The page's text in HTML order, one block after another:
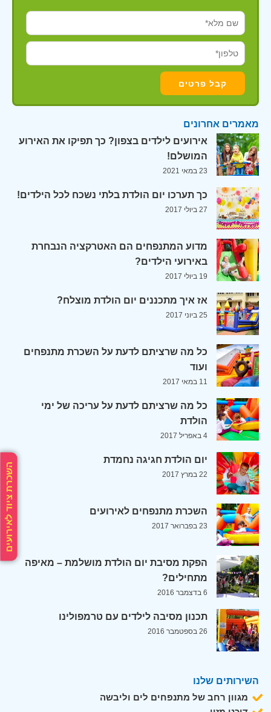
השכרת ציוד לאירועים
מאמרים אחרונים
אירועים לילדים בצפון? כך תפיקו את האירוע
המושלם!
23 במאי 2021
כך תערכו יום הולדת בלתי נשכח לכל הילדים!
27 ביולי 2017
מדוע המתנפחים הם האטרקציה הנבחרת
באירועי הילדים?
19 ביולי 2017
אז איך מתכננים יום הולדת מוצלח?
25 ביוני 2017
כל מה שרציתם לדעת על השכרת מתנפחים
ועוד
11 במאי 2017
כל מה שרציתם לדעת על עריכה של ימי
הולדת
4 באפריל 2017
יום הולדת חגיגה נחמדת
22 במרץ 2017
השכרת מתנפחים לאירועים
23 בפברואר 2017
הפקת מסיבת יום הולדת מושלמת – מאיפה
מתחילים?
6 בדצמבר 2016
תכנון מסיבה לילדים עם טרמפולינו
26 בספטמבר 2016
השירותים שלנו
מגוון רחב של מתנפחים לים וליבשה